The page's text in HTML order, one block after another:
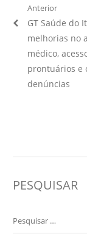
Navegação
de
Post
Anterior
Artigo
Anterior:
GT Saúde do
melhorias no
médico,
prontuários e
denúncias
PESQUISAR
Pesquisar